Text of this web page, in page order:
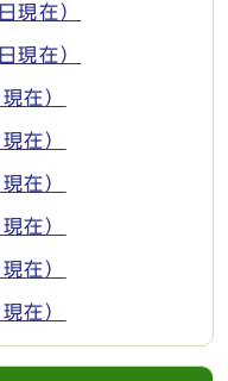
現在）
現在）
在）
在）
在）
在）
在）
在）